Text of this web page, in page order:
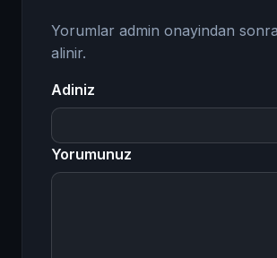
Yorumlar admin onayindan
alinir.
Adiniz
Yorumunuz